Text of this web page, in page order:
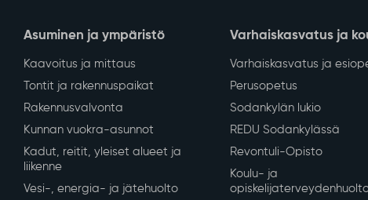
Asuminen ja ympäristö
Kaavoitus ja mittaus
Tontit ja rakennuspaikat
Rakennusvalvonta
Kunnan vuokra-asunnot
Kadut, reitit, yleiset alueet ja
liikenne
Vesi-, energia- ja jätehuolto
Varhaiskasvatus ja
Varhaiskasvatus ja
Perusopetus
Sodankylän lukio
REDU Sodankylässä
Revontuli-Opisto
Koulu- ja